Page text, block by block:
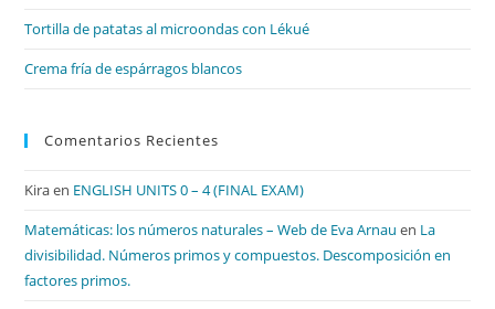
Tortilla de patatas al microondas con Lékué
Crema fría de espárragos blancos
Comentarios Recientes
Kiraen ENGLISH UNITS 0 – 4 (FINAL EXAM)
Matemáticas: los números naturales – Web de Eva Arnau en La
divisibilidad. Números primos y compuestos. Descomposición en
factores primos.